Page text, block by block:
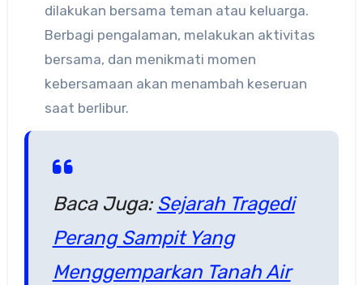
dilakukan bersama teman atau keluarga.
Berbagi pengalaman, melakukan aktivitas
bersama, dan menikmati momen
kebersamaan akan menambah keseruan
saat berlibur.
Baca Juga: Sejarah Tragedi
Perang Sampit Yang
Menggemparkan Tanah Air